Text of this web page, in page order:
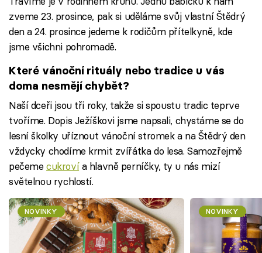
zveme 23. prosince, pak si uděláme svůj vlastní Štědrý
den a 24. prosince jedeme k rodičům přítelkyně, kde
jsme všichni pohromadě.
Které vánoční rituály nebo tradice u vás
doma nesmějí chybět?
Naší dceři jsou tři roky, takže si spoustu tradic teprve
tvoříme. Dopis Ježíškovi jsme napsali, chystáme se do
lesní školky uříznout vánoční stromek a na Štědrý den
vždycky chodíme krmit zvířátka do lesa. Samozřejmě
pečemecukrovía hlavně perníčky, ty u nás mizí
světelnou rychlostí.
NOVINKY NOVINKY